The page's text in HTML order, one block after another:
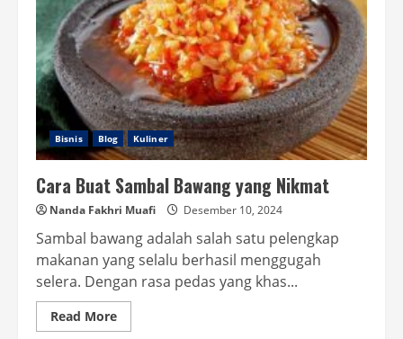
Bisnis Blog Kuliner
Cara Buat Sambal Bawang yang Nikmat
Nanda Fakhri Muafi Desember 10, 2024
Sambal bawang adalah salah satu pelengkap
makanan yang selalu berhasil menggugah
selera. Dengan rasa pedas yang khas...
Read MoreRead
more